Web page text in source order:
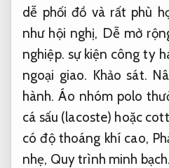
dễ phối đồ và rất phù
như hội nghị, Dễ mở
nghiệp. sự kiện công ty
ngoại giao. Khảo sát.
hành. Áo nhóm polo
cá sấu (lacoste) hoặc
có độ thoáng khí cao,
nhẹ, Quy trình minh bạch.